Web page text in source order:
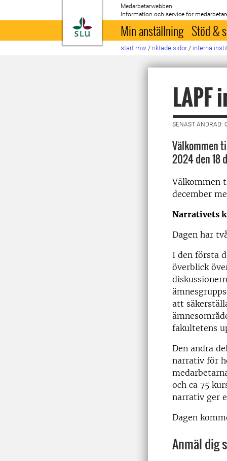
Till startsida
Medarbetarwebben
Information och service för
Min anställning Stöd &
start mw / riktade sidor / interna
SENAST ÄNDRAD:
Välkommen
2024 den 18
Välkommen
december
Narrativets
Dagen har
I den första
överblick
att
fakultetens
Den andra
narrativ för
och ca 75
narrativ ger
Dagen
Anmäl dig